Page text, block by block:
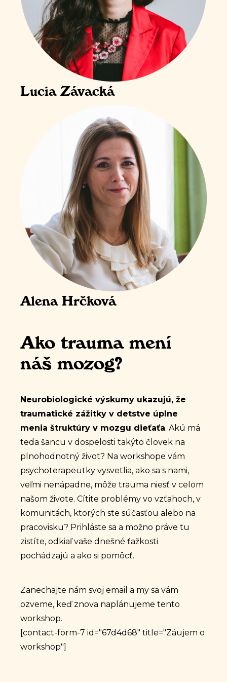
Lucia Závacká
Alena Hrčková
Ako trauma mení
náš mozog?
Neurobiologické výskumy ukazujú, že
traumatické zážitky v detstve úplne
menia štruktúry v mozgu dieťaťa. Akú má
teda šancu v dospelosti takýto človek na
plnohodnotný život? Na workshope vám
psychoterapeutky vysvetlia, ako sa s nami,
veľmi nenápadne, môže trauma niesť v celom
našom živote. Cítite problémy vo vzťahoch, v
komunitách, ktorých ste súčasťou alebo na
pracovisku? Prihláste sa a možno práve tu
zistíte, odkiaľ vaše dnešné ťažkosti
pochádzajú a ako si pomôcť.
Zanechajte nám svoj email a my sa vám
ozveme, keď znova naplánujeme tento
workshop.
[contact-form-7 id="67d4d68" title="Záujem o
workshop"]